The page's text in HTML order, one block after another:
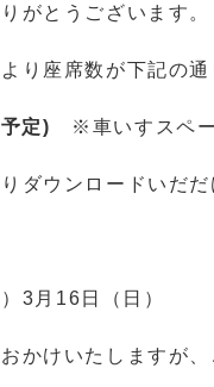
がとうございます。
り座席数が下記の
定) ※車いすスペ
ダウンロードいだだ
3月16日（日）
かけいたしますが